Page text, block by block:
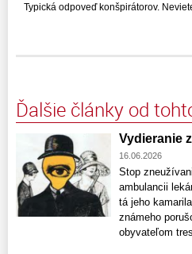
Typická odpoveď konšpirátorov.
Ďalšie články od
Vydieranie
16.06.2026
Stop
ambulancii
tá jeho
známeho
obyvateľom